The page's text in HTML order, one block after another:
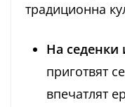
традиционна
На седенки
приготвят
впечатлят